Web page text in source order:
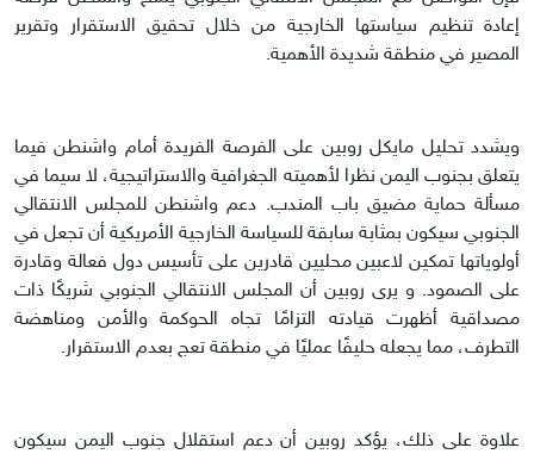
إعادة تنظيم سياستها الخارجية من خلال تحقيق الاستقرار وتقرير
المصير في منطقة شديدة الأهمية.
ويشدد تحليل مايكل روبين على الفرصة الفريدة أمام واشنطن فيما
يتعلق بجنوب اليمن نظرا لأهميته الجغرافية والاستراتيجية، لا سيما في
مسألة حماية مضيق باب المندب. دعم واشنطن للمجلس الانتقالي
الجنوبي سيكون بمثابة سابقة للسياسة الخارجية الأمريكية أن تجعل في
أولوياتها تمكين لاعبين محليين قادرين على تأسيس دول فعالة وقادرة
على الصمود. و يرى روبين أن المجلس الانتقالي الجنوبي شريكًا ذات
مصداقية أظهرت قيادته التزامًا تجاه الحوكمة والأمن ومناهضة
التطرف، مما يجعله حليفًا عمليًا في منطقة تعج بعدم الاستقرار.
علاوة على ذلك، يؤكد روبين أن دعم استقلال جنوب اليمن سيكون